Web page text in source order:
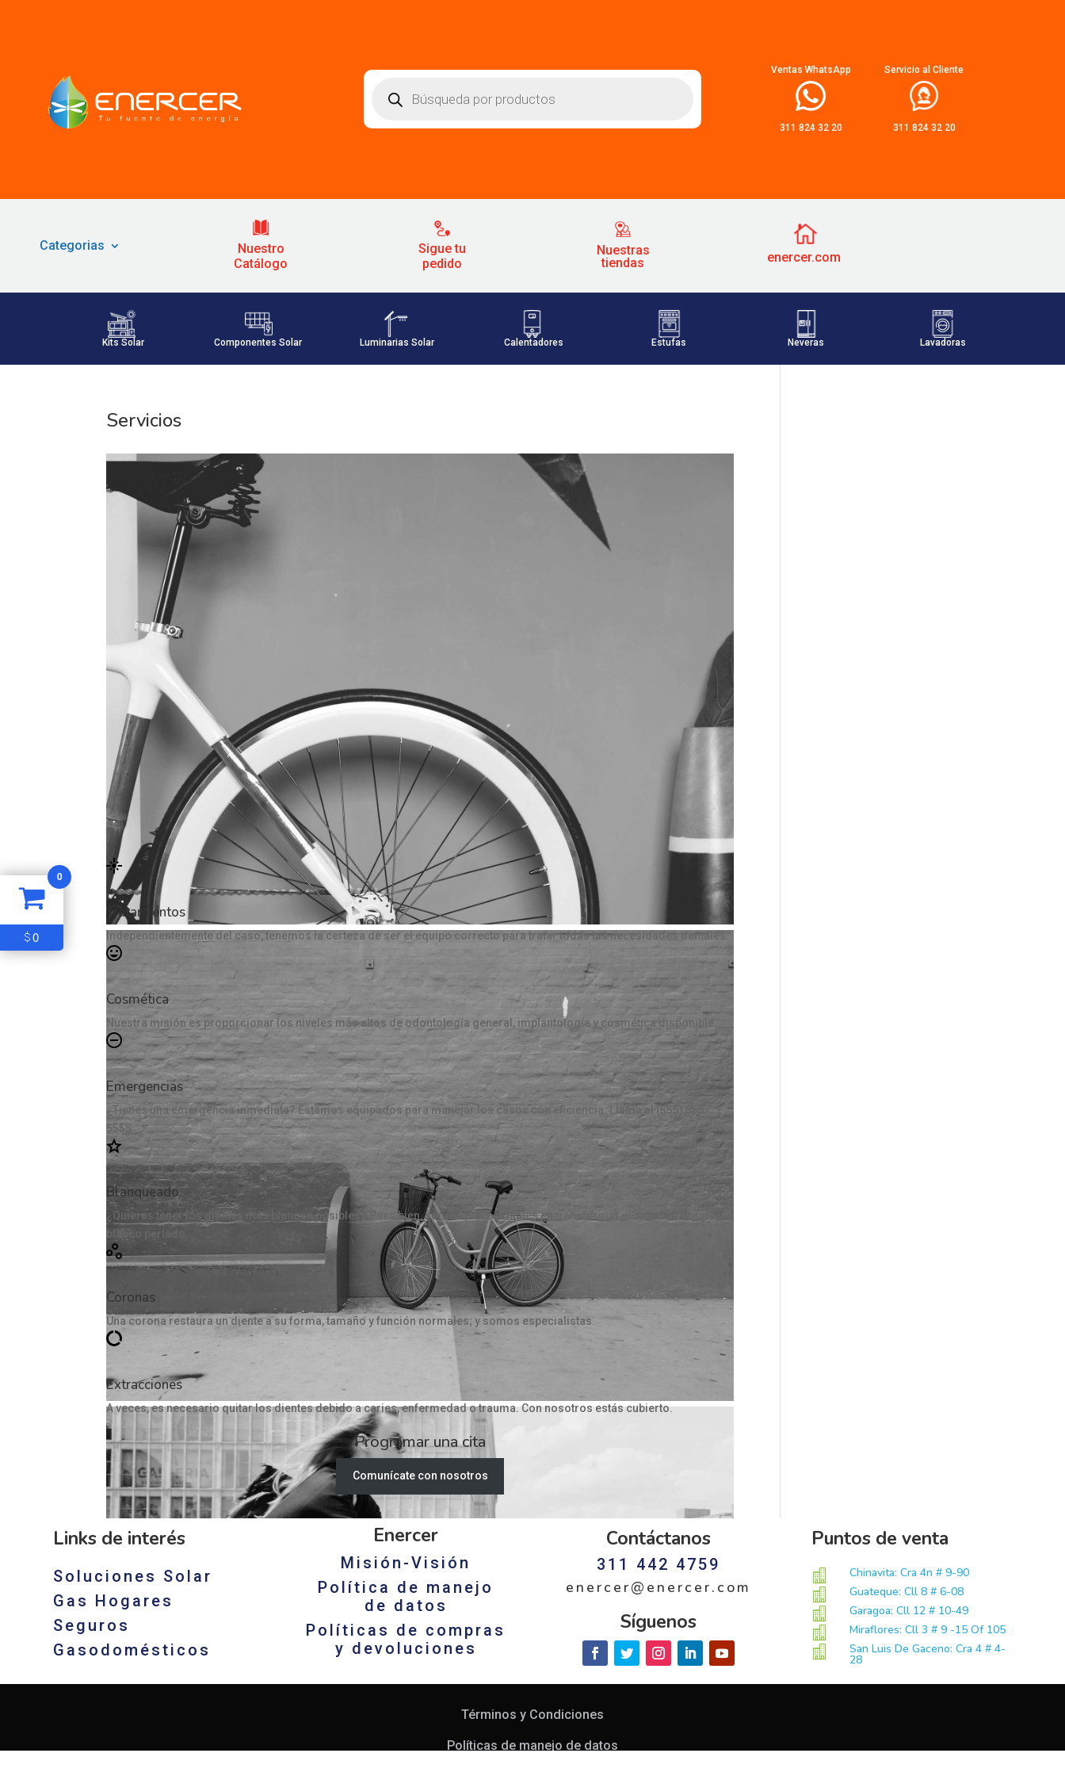
productos
Ventas WhatsApp Servicio al Cliente
311 824 32 20 311 824 32 20
Categorias
Nuestro
Catálogo
Sigue tu
pedido
Nuestras
tiendas
enercer.com
Kits Solar Componentes Solar Luminarias Solar Calentadores Estufas Neveras Lavadoras
Servicios
Tratamientos
Independientemente del caso, tenemos la certeza de ser el equipo correcto para tratar todas tus necesidades dentales.
Cosmética
Nuestra misión es proporcionar los niveles más altos de odontología general, implantología y cosmética disponible.
Emergencias
¿Tienes una emergencia inmediata? Estamos equipados para manejar los casos con eficiencia.
Llama al (555) 555-
5555
Blanqueado
¿Quieres tener los dientes más blancos posibles? Pues bien, somos profesionales en transformar el amarillo en un
blanco perlado.
Coronas
Una corona restaura un diente a su forma, tamaño y función normales; y somos especialistas.
Extracciones
A veces, es necesario quitar los dientes debido a caries, enfermedad o trauma. Con nosotros estás cubierto.
Programar una cita
Comunícate con nosotros
Links de interés​
Soluciones Solar
Gas Hogares
Seguros
Gasodomésticos
Enercer
Misión-Visión
Política de manejo
de datos
Políticas de compras
y devoluciones
Contáctanos
311 442 4759
enercer@enercer.com
Síguenos
Puntos de venta​
 Chinavita: Cra 4n # 9-90
 Guateque: Cll 8 # 6-08
 Garagoa: Cll 12 # 10-49
 Miraflores: Cll 3 # 9 -15 Of 105
 San Luis De Gaceno: Cra 4 # 4-
28
Términos y Condiciones
Políticas de manejo de datos
0
$0